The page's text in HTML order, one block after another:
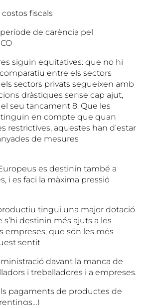
fiscals
de carència pel
siguin equitatives: que no hi
entre els sectors
sectors privats segueixen amb
dràstiques sense cap ajut,
seu tancament 8. Que les
en compte que quan
restrictives, aquestes han d’estar
de mesures
es destinin també a
i es faci la màxima pressió
tingui una major dotació
s’hi destinin més ajuts a les
empreses, que són les més
sentit
davant la manca de
i treballadores i a empreses.
pagaments de productes de